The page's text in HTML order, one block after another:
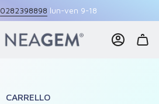
0282398898 lun-ven 9-18
ACCOUNT
CARRELLO